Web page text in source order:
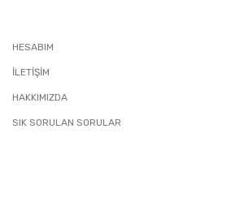
HESABIM
İLETIŞIM
HAKKIMIZDA
SIK SORULAN SORULAR